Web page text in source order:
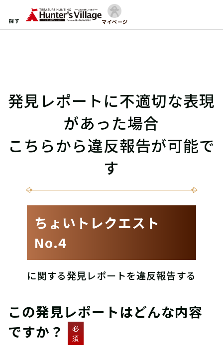
探す マイページ
発見レポートに不適切な表現
があった場合
こちらから違反報告が可能で
す
ちょいトレクエスト
No.4
に関する発見レポートを違反報告する
この発見レポートはどんな内容
ですか？
必
須